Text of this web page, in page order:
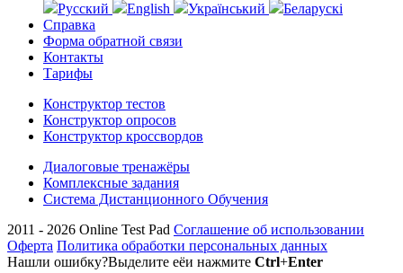
Русский
English Український
Беларускі
Справка
Форма обратной связи
Контакты
Тарифы
Конструктор тестов
Конструктор опросов
Конструктор кроссвордов
Диалоговые тренажёры
Комплексные задания
Система Дистанционного Обучения
2011 - 2026 Online Test Pad Соглашение об использовании
Оферта Политика обработки персональных данных
Нашли ошибку?Выделите еёи нажмите Ctrl+Enter